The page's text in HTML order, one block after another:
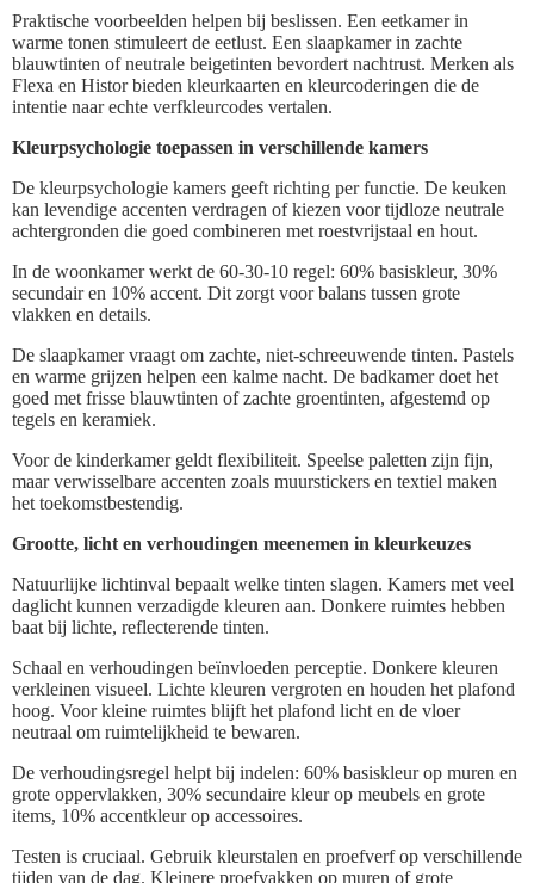
Praktische voorbeelden helpen bij beslissen. Een eetkamer in
warme tonen stimuleert de eetlust. Een slaapkamer in zachte
blauwtinten of neutrale beigetinten bevordert nachtrust. Merken als
Flexa en Histor bieden kleurkaarten en kleurcoderingen die de
intentie naar echte verfkleurcodes vertalen.
Kleurpsychologie toepassen in verschillende kamers
De kleurpsychologie kamers geeft richting per functie. De keuken
kan levendige accenten verdragen of kiezen voor tijdloze neutrale
achtergronden die goed combineren met roestvrijstaal en hout.
In de woonkamer werkt de 60-30-10 regel: 60% basiskleur, 30%
secundair en 10% accent. Dit zorgt voor balans tussen grote
vlakken en details.
De slaapkamer vraagt om zachte, niet-schreeuwende tinten. Pastels
en warme grijzen helpen een kalme nacht. De badkamer doet het
goed met frisse blauwtinten of zachte groentinten, afgestemd op
tegels en keramiek.
Voor de kinderkamer geldt flexibiliteit. Speelse paletten zijn fijn,
maar verwisselbare accenten zoals muurstickers en textiel maken
het toekomstbestendig.
Grootte, licht en verhoudingen meenemen in kleurkeuzes
Natuurlijke lichtinval bepaalt welke tinten slagen. Kamers met veel
daglicht kunnen verzadigde kleuren aan. Donkere ruimtes hebben
baat bij lichte, reflecterende tinten.
Schaal en verhoudingen beïnvloeden perceptie. Donkere kleuren
verkleinen visueel. Lichte kleuren vergroten en houden het plafond
hoog. Voor kleine ruimtes blijft het plafond licht en de vloer
neutraal om ruimtelijkheid te bewaren.
De verhoudingsregel helpt bij indelen: 60% basiskleur op muren en
grote oppervlakken, 30% secundaire kleur op meubels en grote
items, 10% accentkleur op accessoires.
Testen is cruciaal. Gebruik kleurstalen en proefverf op verschillende
tijden van de dag. Kleinere proefvakken op muren of grote